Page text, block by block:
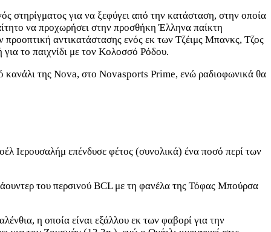
στηρίγματος για να ξεφύγει από την κατάσταση, στην οποία
να προχωρήσει στην προσθήκη Έλληνα παίκτη
αντικατάστασης ενός εκ των Τζέιμς Μπανκς, Τζος
το παιχνίδι με τον Κολοσσό Ρόδου.
κανάλι της Nova, στο Novasports Prime, ενώ ραδιοφωνικά θα
Ιερουσαλήμ επένδυσε φέτος (συνολικά) ένα ποσό περί των
του περσινού BCL με τη φανέλα της Τόφας Μπούρσα
η οποία είναι εξάλλου εκ των φαβορί για την